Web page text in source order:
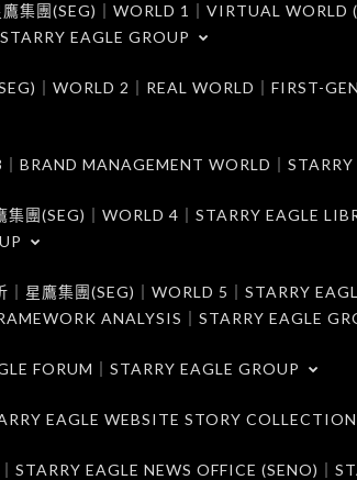
集團(SEG)｜WORLD 1｜VIRTUAL WORLD
EAGLE GROUP
｜WORLD 2｜REAL WORLD｜FIRST-
BRAND MANAGEMENT WORLD｜
團(SEG)｜WORLD 4｜STARRY EAGLE
星鷹集團(SEG)｜WORLD 5｜STARRY
ANALYSIS｜STARRY EAGLE
FORUM｜STARRY EAGLE GROUP
EAGLE WEBSITE STORY COLLECTION
STARRY EAGLE NEWS OFFICE (SENO)｜